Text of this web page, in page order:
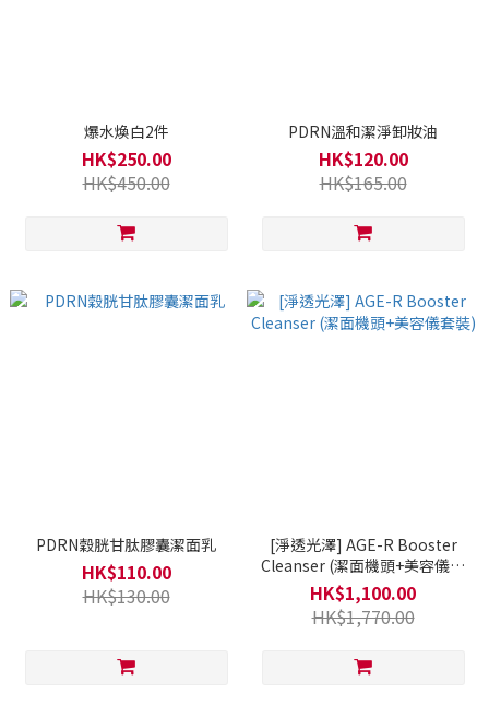
爆水煥白2件
HK$250.00
HK$450.00
PDRN溫和潔淨卸妝油
HK$120.00
HK$165.00
PDRN穀胱甘肽膠囊潔面乳
HK$110.00
HK$130.00
[淨透光澤] AGE-R Booster
Cleanser (潔面機頭+美容儀套
裝)
HK$1,100.00
HK$1,770.00